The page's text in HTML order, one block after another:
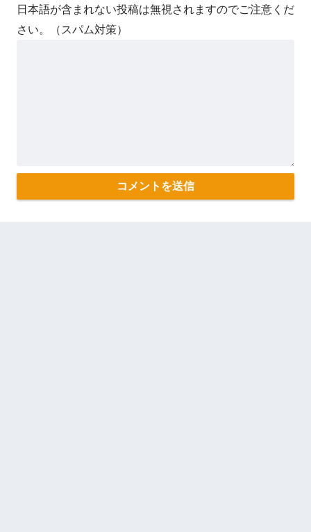
日本語が含まれない投稿は無視されますのでご注意くだ
さい。（スパム対策）